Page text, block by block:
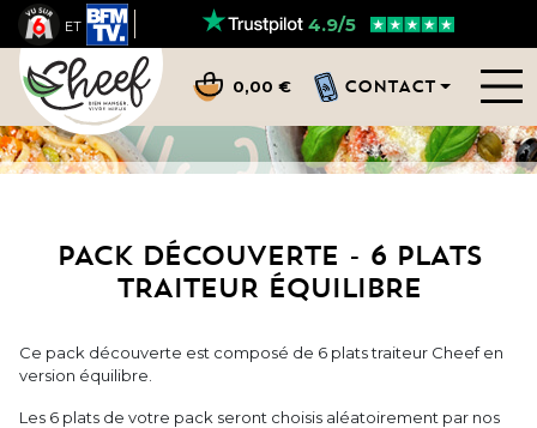
ET 4.9/5
0,00 € CONTACT
PACK DÉCOUVERTE - 6 PLATS
TRAITEUR ÉQUILIBRE
Ce pack découverte est composé de 6 plats traiteur Cheef en
version équilibre.
Les 6 plats de votre pack seront choisis aléatoirement par nos